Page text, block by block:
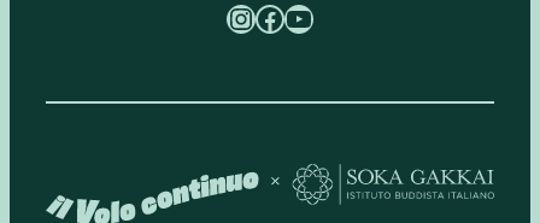
InstagramFacebook YouTube